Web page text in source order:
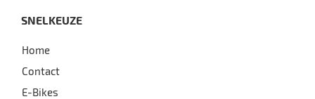
SNELKEUZE
Home
Contact
E-Bikes